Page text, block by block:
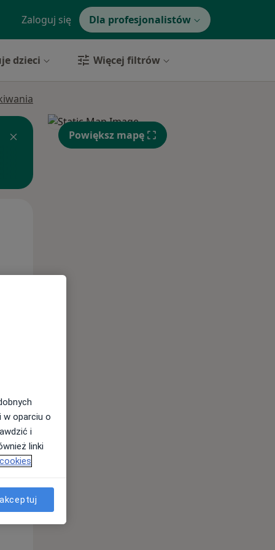
Zaloguj się Dla profesjonalistów
dzieci Więcej filtrów
Ndz,
9 Sie
Powiększ mapę
w oparciu o
i
linki